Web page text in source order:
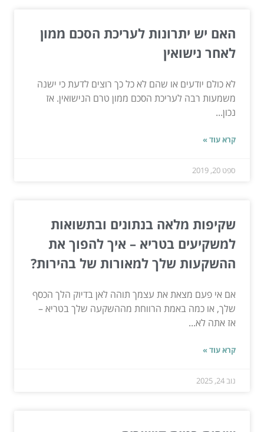
האם יש יתרונות לעריכת הסכם ממון
לאחר נישואין
לא כולם יודעים או שהם לא כל כך רוצים לדעת כי ישנה
משמעות רבה לעריכת הסכם ממון טרם הנישואין. אז
נכון...
קרא עוד »
ספט 20, 2019
שקיפות מלאה בנתונים ובתשואות
למשקיעים בטריא – איך להפוך את
ההשקעות שלך למאורות של בהירות?
אם אי פעם מצאת את עצמך תוהה לאן בדיוק הלך הכסף
שלך, או כמה באמת הרווחת מההשקעה שלך בטריא –
אז אתה לא...
קרא עוד »
נוב 24, 2025